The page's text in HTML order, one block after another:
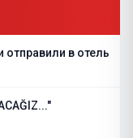
отправили в отель